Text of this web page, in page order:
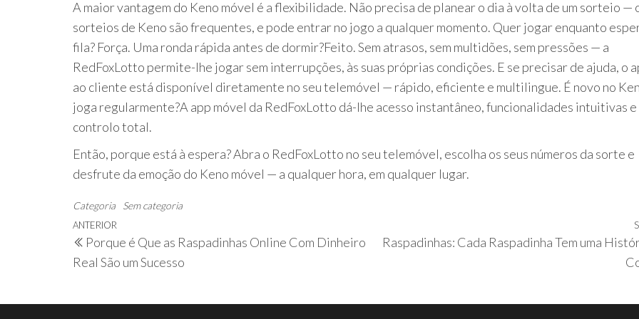
A maior vantagem do Keno móvel é a flexibilidade. Não precisa de planear o dia à volta de um sorteio —
sorteios de Keno são frequentes, e pode entrar no jogo a qualquer momento. Quer jogar enquanto
fila? Força. Uma ronda rápida antes de dormir?Feito. Sem atrasos, sem multidões, sem pressões — a
RedFoxLotto permite-lhe jogar sem interrupções, às suas próprias condições. E se precisar de ajuda, o
ao cliente está disponível diretamente no seu telemóvel — rápido, eficiente e multilingue. É novo no
joga regularmente?A app móvel da RedFoxLotto dá-lhe acesso instantâneo, funcionalidades intuitivas e
controlo total.
Então, porque está à espera? Abra o RedFoxLotto no seu telemóvel, escolha os seus números da sorte e
desfrute da emoção do Keno móvel — a qualquer hora, em qualquer lugar.
Categoria Sem categoria
Navegação
de
artigos
Artigo
anterior
ANTERIOR
Porque é Que as Raspadinhas Online Com Dinheiro
Real São um Sucesso
Raspadinhas: Cada Raspadinha Tem uma